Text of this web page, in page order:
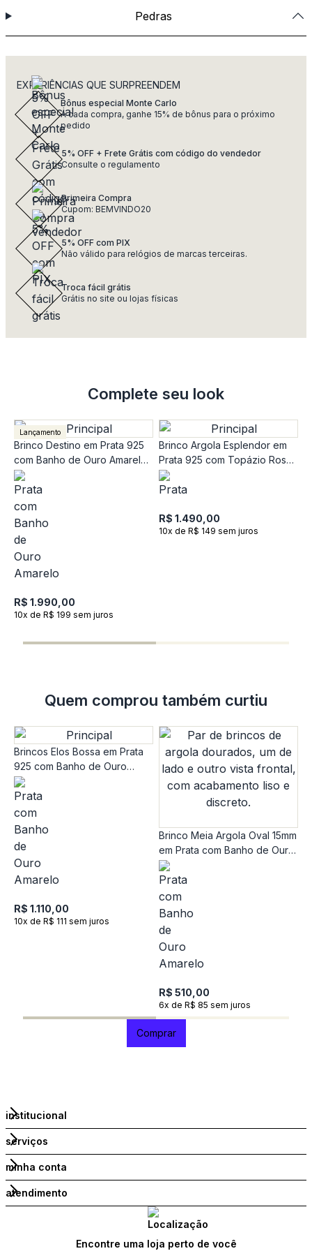
Pedras
EXPERIÊNCIAS QUE SURPREENDEM
Bônus especial Monte Carlo
A cada compra, ganhe 15% de bônus para o próximo
pedido
5% OFF + Frete Grátis com código do vendedor
Consulte o regulamento
Primeira Compra
Cupom: BEMVINDO20
5% OFF com PIX
Não válido para relógios de marcas terceiras.
Troca fácil grátis
Grátis no site ou lojas físicas
Complete seu look
Lançamento
Brinco Destino em Prata 925
com Banho de Ouro Amarelo
18K e Pedra Incolor
R$ 1.990,00
10x de R$ 199 sem juros
Brinco Argola Esplendor em
Prata 925 com Topázio Rosa
e Pedras Incolores
R$ 1.490,00
10x de R$ 149 sem juros
Quem comprou também curtiu
Brincos Elos Bossa em Prata
925 com Banho de Ouro
Amarelo 18K com Topázio
R$ 1.110,00
10x de R$ 111 sem juros
Brinco Meia Argola Oval 15mm
em Prata com Banho de Ouro
Amarelo 18k
R$ 510,00
6x de R$ 85 sem juros
Comprar
institucional
serviços
minha conta
atendimento
Encontre uma loja perto de você